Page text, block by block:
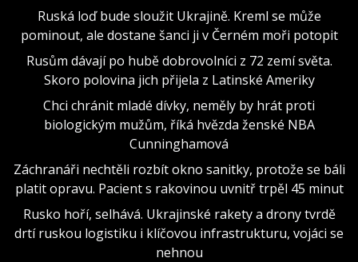
Ruská loď bude sloužit Ukrajině. Kreml se může
pominout, ale dostane šanci ji v Černém moři potopit
Rusům dávají po hubě dobrovolníci z 72 zemí světa.
Skoro polovina jich přijela z Latinské Ameriky
Chci chránit mladé dívky, neměly by hrát proti
biologickým mužům, říká hvězda ženské NBA
Cunninghamová
Záchranáři nechtěli rozbít okno sanitky, protože se báli
platit opravu. Pacient s rakovinou uvnitř trpěl 45 minut
Rusko hoří, selhává. Ukrajinské rakety a drony tvrdě
drtí ruskou logistiku i klíčovou infrastrukturu, vojáci se
nehnou